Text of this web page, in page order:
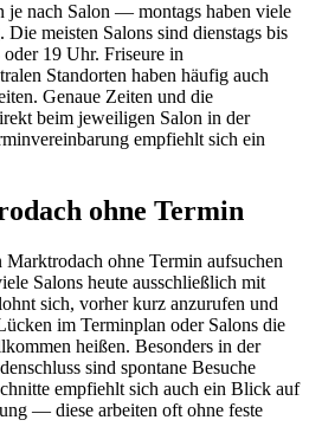
je nach Salon — montags haben viele
meisten Salons sind dienstags bis
19 Uhr. Friseure in
Standorten haben häufig auch
Genaue Zeiten und die
beim jeweiligen Salon in der
empfiehlt sich ein
ohne Termin
ohne Termin aufsuchen
Salons heute ausschließlich mit
sich, vorher kurz anzurufen und
im Terminplan oder Salons die
heißen. Besonders in der
sind spontane Besuche
empfiehlt sich auch ein Blick auf
— diese arbeiten oft ohne feste